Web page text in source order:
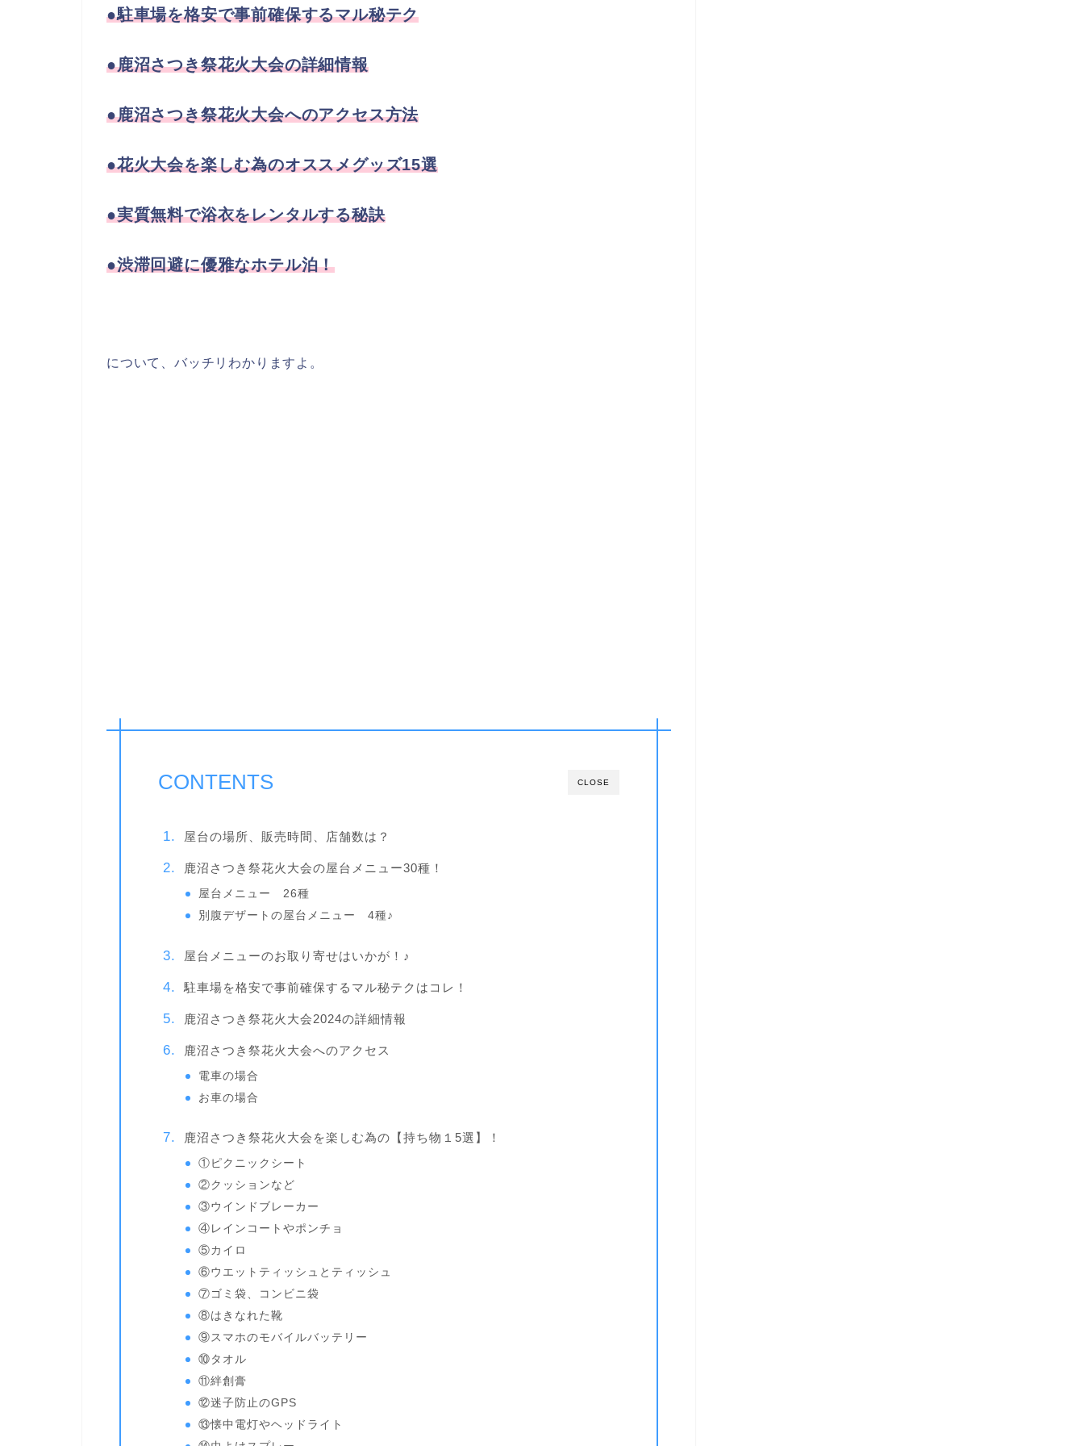
●駐車場を格安で事前確保するマル秘テク
●鹿沼さつき祭花火大会の詳細情報
●鹿沼さつき祭花火大会へのアクセス方法
●花火大会を楽しむ為のオススメグッズ15選
●実質無料で浴衣をレンタルする秘訣
●渋滞回避に優雅なホテル泊！
について、バッチリわかりますよ。
CLOSE
CONTENTS
屋台の場所、販売時間、店舗数は？
鹿沼さつき祭花火大会の屋台メニュー30種！
屋台メニュー 26種
別腹デザートの屋台メニュー 4種♪
屋台メニューのお取り寄せはいかが！♪
駐車場を格安で事前確保するマル秘テクはコレ！
鹿沼さつき祭花火大会2024の詳細情報
鹿沼さつき祭花火大会へのアクセス
電車の場合
お車の場合
鹿沼さつき祭花火大会を楽しむ為の【持ち物１5選】！
①ピクニックシート
②クッションなど
③ウインドブレーカー
④レインコートやポンチョ
⑤カイロ
⑥ウエットティッシュとティッシュ
⑦ゴミ袋、コンビニ袋
⑧はきなれた靴
⑨スマホのモバイルバッテリー
⑩タオル
⑪絆創膏
⑫迷子防止のGPS
⑬懐中電灯やヘッドライト